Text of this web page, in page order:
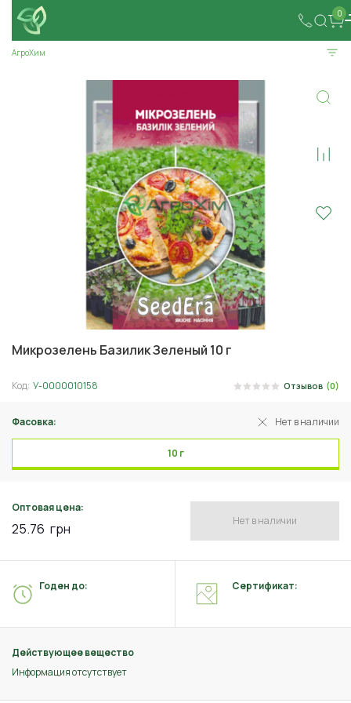
0
АгроХим
Микрозелень Базилик Зеленый 10 г
Код: У-0000010158 Отзывов (0)
Фасовка: Нет в наличии
10 г
Оптовая цена:
25.76 грн Нет в наличии
Действующее вещество
Информация отсутствует
Годен до: Сертификат: